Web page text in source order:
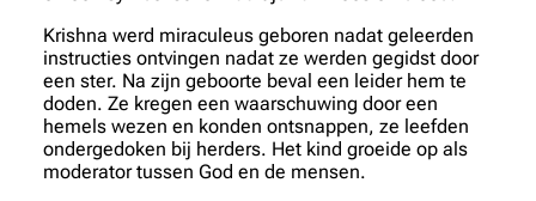
Krishna werd miraculeus geboren nadat geleerden
instructies ontvingen nadat ze werden gegidst door
een ster. Na zijn geboorte beval een leider hem te
doden. Ze kregen een waarschuwing door een
hemels wezen en konden ontsnappen, ze leefden
ondergedoken bij herders. Het kind groeide op als
moderator tussen God en de mensen.